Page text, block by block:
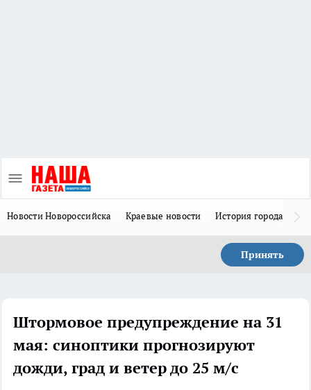
Новости Новороссийска Краевые новости История города Н
Принять
Штормовое предупреждение на 31
мая: синоптики прогнозируют
дожди, град и ветер до 25 м/с